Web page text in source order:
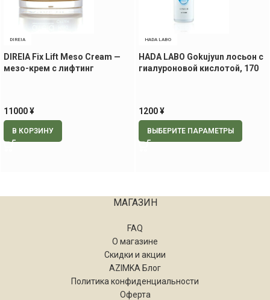
DIREIA
DIREIA Fix Lift Meso Cream —
мезо-крем с лифтинг
11000¥
В КОРЗИНУ
HADA LABO
HADA LABO Gokujyun лосьон с
гиалуроновой кислотой, 170
1200¥
ВЫБЕРИТЕ ПАРАМЕТРЫ
МАГАЗИН
FAQ
О магазине
Скидки и акции
AZIMKA Блог
Политика конфиденциальности
Оферта